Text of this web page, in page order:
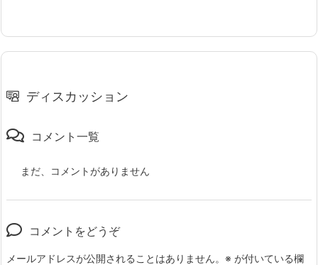
ディスカッション
コメント一覧
まだ、コメントがありません
コメントをどうぞ
メールアドレスが公開されることはありません。 ※ が付いている欄